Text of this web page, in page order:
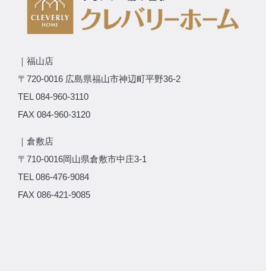
｜福山店
〒720-0016 広島県福山市神辺町平野36-2
TEL 084-960-3110
FAX 084-960-3120
｜倉敷店
〒710-0016岡山県倉敷市中庄3-1
TEL 086-476-9084
FAX 086-421-9085